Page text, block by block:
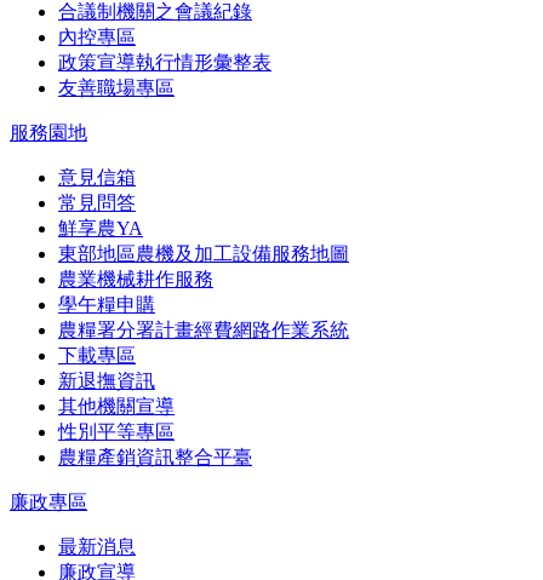
合議制機關之會議紀錄
內控專區
政策宣導執行情形彙整表
友善職場專區
服務園地
意見信箱
常見問答
鮮享農YA
東部地區農機及加工設備服務地圖
農業機械耕作服務
學午糧申購
農糧署分署計畫經費網路作業系統
下載專區
新退撫資訊
其他機關宣導
性別平等專區
農糧產銷資訊整合平臺
廉政專區
最新消息
廉政宣導